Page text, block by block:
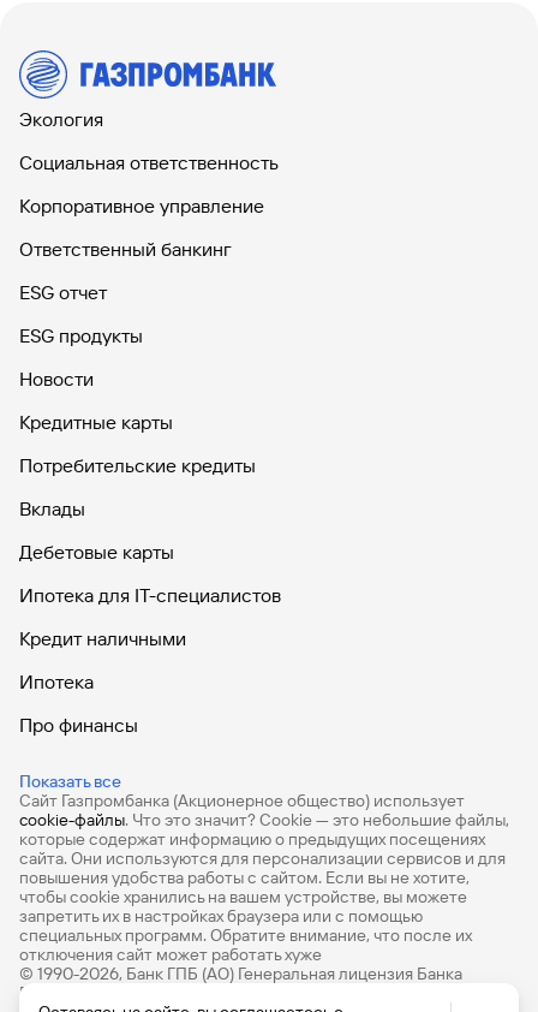
Экология
Социальная ответственность
Корпоративное управление
Ответственный банкинг
ESG отчет
ESG продукты
Новости
Кредитные карты
Потребительские кредиты
Вклады
Дебетовые карты
Ипотека для IT-специалистов
Кредит наличными
Ипотека
Про финансы
Показать все
Ипотечный калькулятор
Кредитный калькулятор
Сайт Газпромбанка (Акционерное общество) использует
cookie-файлы. Что это значит? Сookie — это небольшие файлы,
которые содержат информацию о предыдущих посещениях
сайта. Они используются для персонализации сервисов и для
повышения удобства работы с сайтом. Если вы не хотите,
чтобы сookie хранились на вашем устройстве, вы можете
запретить их в настройках браузера или с помощью
специальных программ. Обратите внимание, что после их
отключения сайт может работать хуже
© 1990-2026, Банк ГПБ (АО) Генеральная лицензия Банка
России № 354